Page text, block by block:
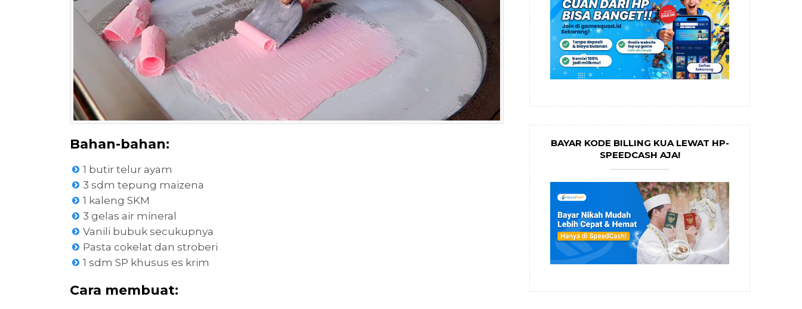
Bahan-bahan:
1 butir telur ayam
3 sdm tepung maizena
1 kaleng SKM
3 gelas air mineral
Vanili bubuk secukupnya
Pasta cokelat dan stroberi
1 sdm SP khusus es krim
Cara membuat:
BAYAR KODE BILLING KUA LEWAT HP-
SPEEDCASH AJA!